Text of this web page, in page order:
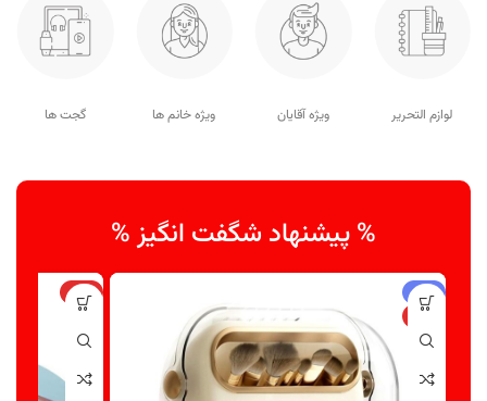
لوازم التحریر ویژه آقایان ویژه خانم ها گجت ها
% پیشنهاد شگفت انگیز %
-۴%
ویژه
ویژه